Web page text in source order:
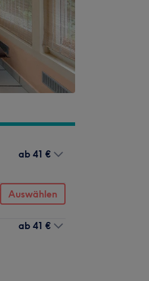
ab 41 €
Auswählen
ab 41 €